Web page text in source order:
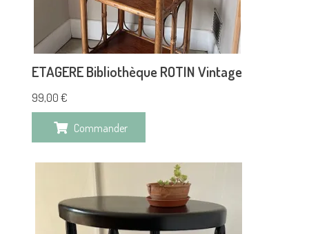
ETAGERE Bibliothèque ROTIN Vintage
99,00 €
Commander